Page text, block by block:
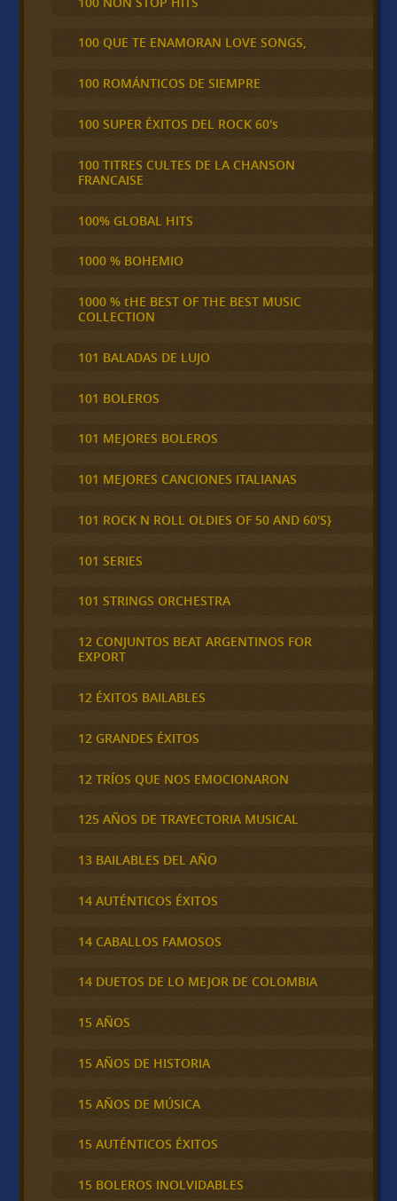
100 QUE TE ENAMORAN LOVE SONGS,
100 ROMÁNTICOS DE SIEMPRE
100 SUPER ÉXITOS DEL ROCK 60's
100 TITRES CULTES DE LA CHANSON
FRANCAISE
100% GLOBAL HITS
1000 % BOHEMIO
1000 % tHE BEST OF THE BEST MUSIC
COLLECTION
101 BALADAS DE LUJO
101 BOLEROS
101 MEJORES BOLEROS
101 MEJORES CANCIONES ITALIANAS
101 ROCK N ROLL OLDIES OF 50 AND 60'S}
101 SERIES
101 STRINGS ORCHESTRA
12 CONJUNTOS BEAT ARGENTINOS FOR
EXPORT
12 ÉXITOS BAILABLES
12 GRANDES ÉXITOS
12 TRÍOS QUE NOS EMOCIONARON
125 AÑOS DE TRAYECTORIA MUSICAL
13 BAILABLES DEL AÑO
14 AUTÉNTICOS ÉXITOS
14 CABALLOS FAMOSOS
14 DUETOS DE LO MEJOR DE COLOMBIA
15 AÑOS
15 AÑOS DE HISTORIA
15 AÑOS DE MÚSICA
15 AUTÉNTICOS ÉXITOS
15 BOLEROS INOLVIDABLES